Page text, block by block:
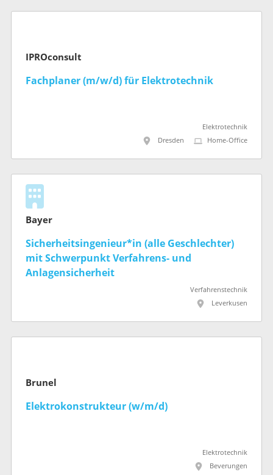
IPROconsult
Fachplaner (m/w/d) für Elektrotechnik
Elektrotechnik
Dresden
Home-Office
Bayer
Sicherheitsingenieur*in (alle Geschlechter)
mit Schwerpunkt Verfahrens- und
Anlagensicherheit
Verfahrenstechnik
Leverkusen
Brunel
Elektrokonstrukteur (w/m/d)
Elektrotechnik
Beverungen